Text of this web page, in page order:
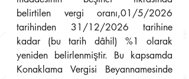
belirtilen vergi oranı,01/5/2026
tarihinden 31/12/2026 tarihine
kadar (bu tarih dâhil) %1 olarak
yeniden belirlenmiştir. Bu kapsamda
Konaklama Vergisi Beyannamesinde